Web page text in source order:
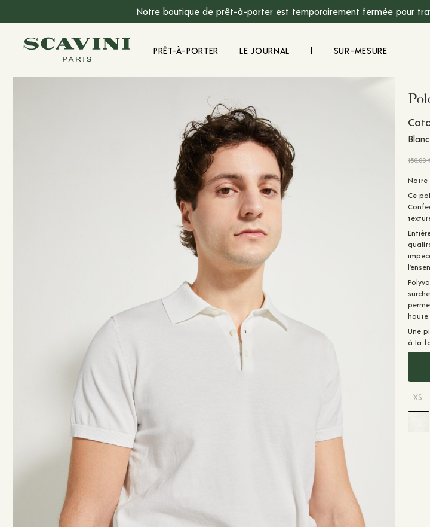
Notre boutique de prêt-à-porter est temporairement fermée pour
PRÊT-À-PORTER LE JOURNAL | SUR-MESURE
Blanc
150,00
Notre
Ce
haute.
Une
à la
XS